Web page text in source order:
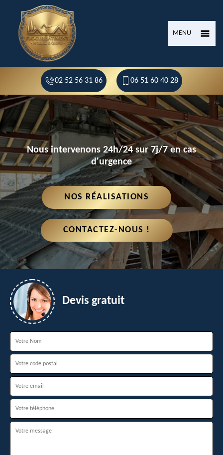
MENU
02 52 56 31 86 06 51 60 40 28
Nous intervenons 24h/24 sur 7j/7 en cas
d'urgence
NOS RÉALISATIONS
CONTACTEZ-NOUS !
Devis gratuit